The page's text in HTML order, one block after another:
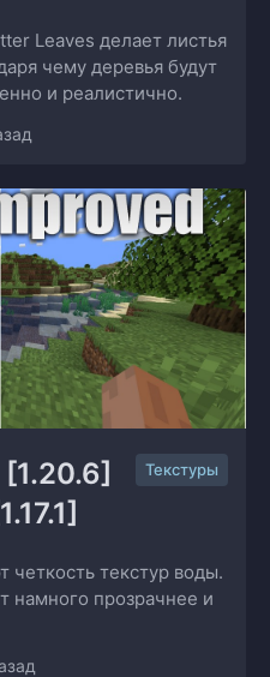
Leaves делает листья
чему деревья будут
и реалистично.
Текстуры
текстур воды.
намного прозрачнее и